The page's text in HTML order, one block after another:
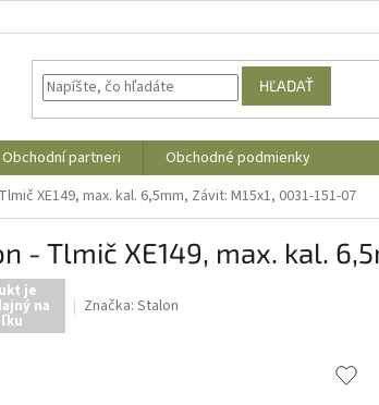
HĽADAŤ
Obchodní partneri
Obchodné podmienky
XE149, max. kal. 6,5mm, Závit: M15x1, 0031-151-07
- Tlmič XE149, max. kal.
je
na Značka: Stalon